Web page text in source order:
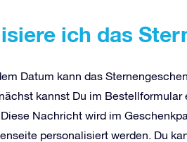
ich das
Datum kann das
kannst Du im
Nachricht wird im
personalisiert werden. Du